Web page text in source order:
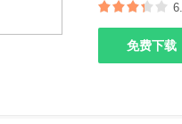
免费下载